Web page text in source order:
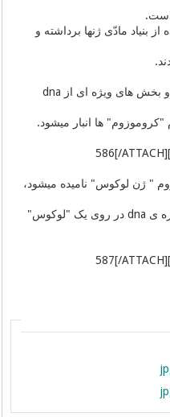
است.
بنیاد مادّی ژنها برداشته و
پس ژن ها از سر نو کران‌نمایی شده و بخش های ویژه ای از dna
" ژن لوکوس" نامیده میشود،
"لوکوس")، و یک واریاسیون یک زنجیره ی dna در روی یک "لوکوس"